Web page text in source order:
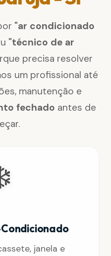
"ar condicionado
"técnico de ar
precisa resolver
um profissional até
manutenção e
fechado antes de
janela e